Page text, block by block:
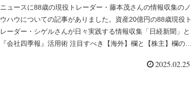
ニュースに88歳の現役トレーダー・藤本茂さんの情報収集のノ
ウハウについての記事がありました。資産20億円の88歳現役ト
レーダー・シゲルさんが日々実践する情報収集「日経新聞」と
『会社四季報』活用術 注目すべき【海外】欄と【株主】欄の読
2025.02.25